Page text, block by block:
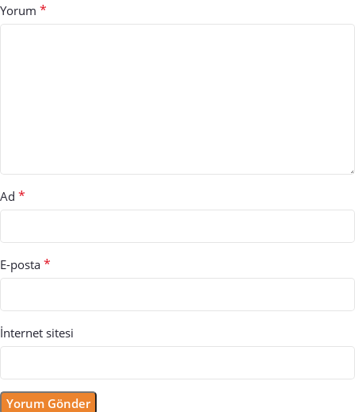
Yorum *
Ad *
E-posta *
İnternet sitesi